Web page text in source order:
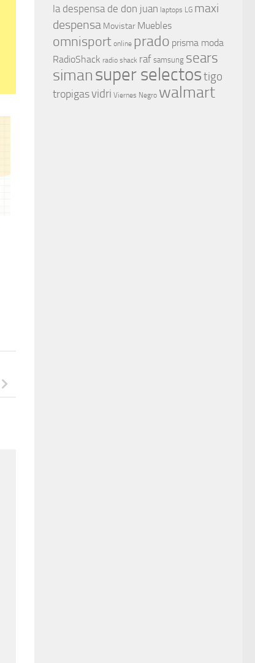
la despensa de don juan laptops LG maxi
despensa Movistar Muebles
omnisport online prado prisma moda
RadioShack radio shack raf samsung sears
simansuper selectostigo
tropigasvidri Viernes Negro walmart